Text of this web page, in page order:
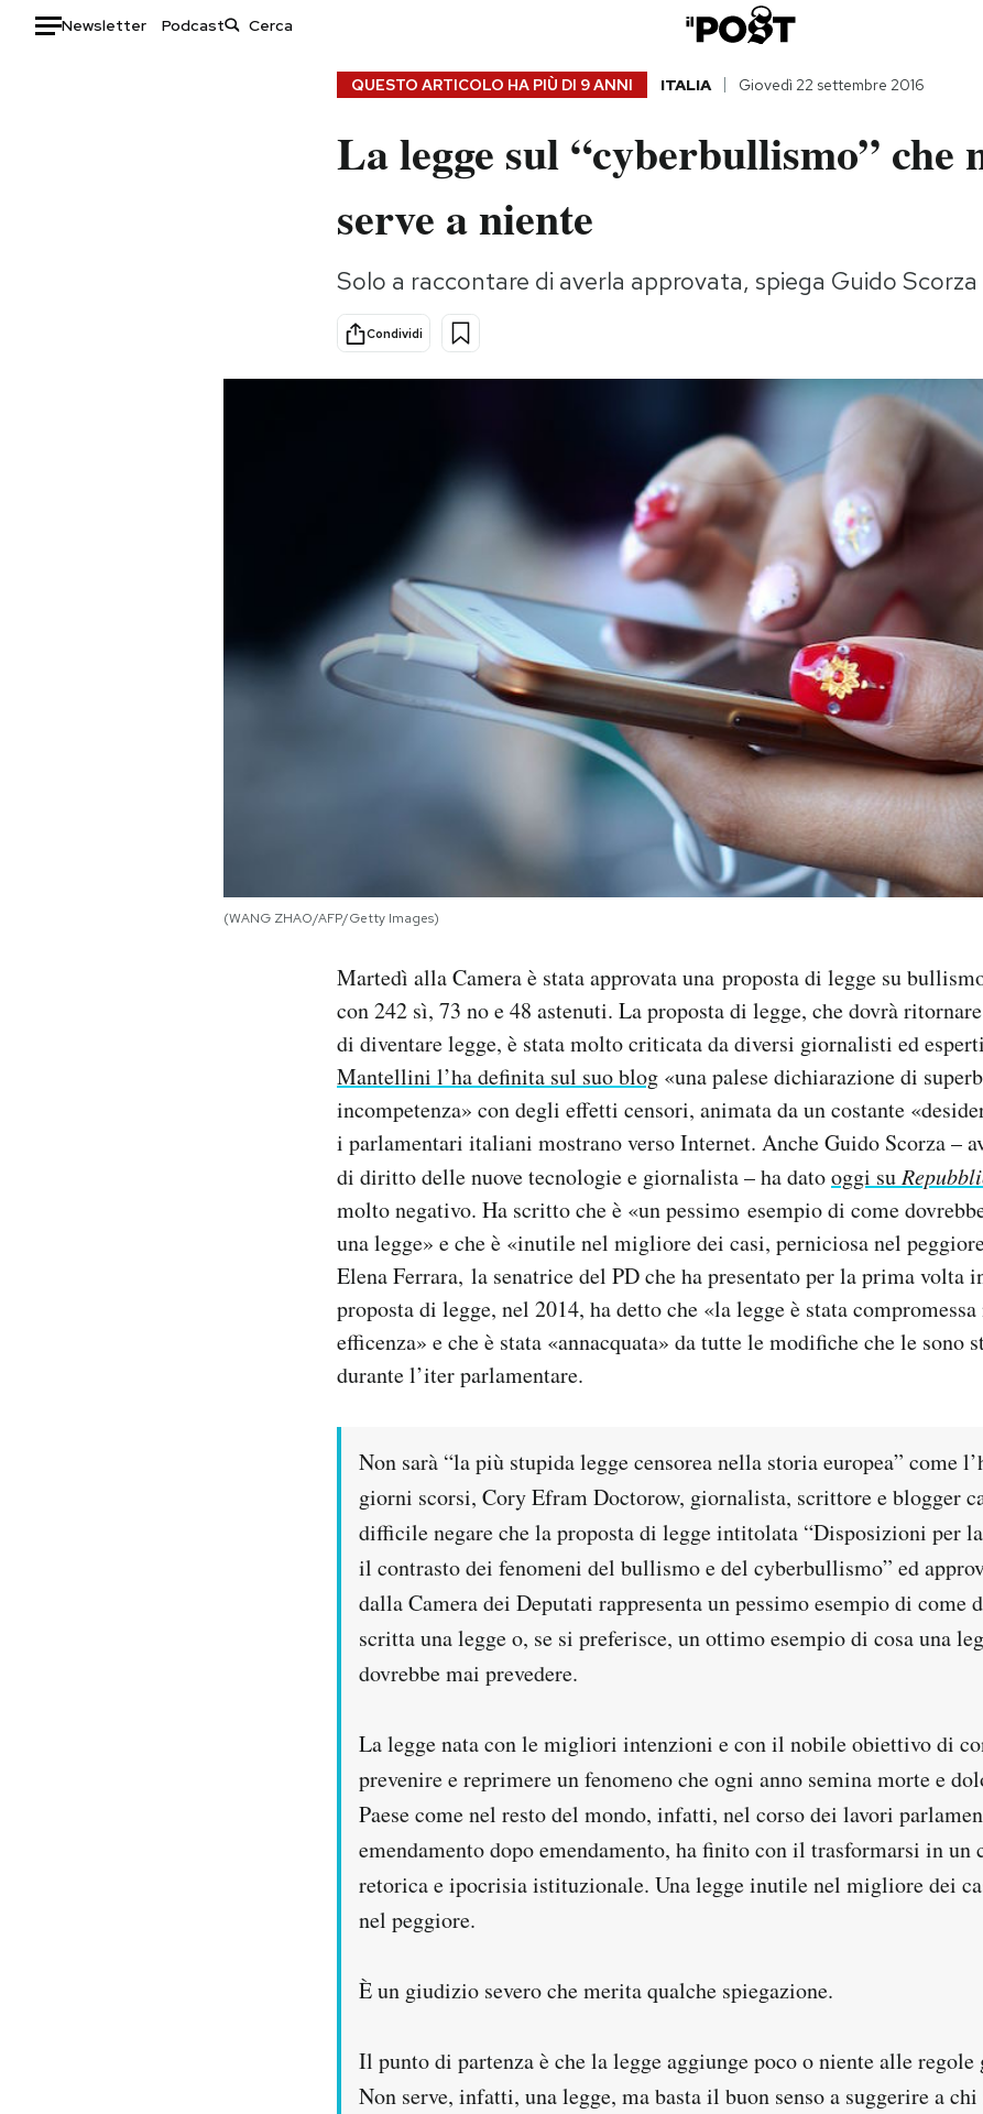
Newsletter Podcast
Storie/Idee
Ok Boomer!
Europa
AREA PERSONALE
QUESTO ARTICOLO HA PIÙ DI 9 ANNI ITALIA Giovedì 22 settembre 2016
La legge sul “cyberbullismo” che
serve a niente
Solo a raccontare di averla approvata, spiega Guido Scorza
Condividi
(WANG ZHAO/AFP/Getty Images)
Martedì alla Camera è stata approvata una proposta di legge su
con 242 sì, 73 no e 48 astenuti. La proposta di legge, che dovrà
di diventare legge, è stata molto criticata da diversi giornalisti ed
Mantellini l’ha definita sul suo blog «una palese dichiarazione di
incompetenza» con degli effetti censori, animata da un costante
i parlamentari italiani mostrano verso Internet. Anche Guido Scorza –
di diritto delle nuove tecnologie e giornalista – ha datooggi su
molto negativo. Ha scritto che è «un pessimo esempio di come
una legge» e che è «inutile nel migliore dei casi, perniciosa nel
Elena Ferrara, la senatrice del PD che ha presentato per la prima volta
proposta di legge, nel 2014, ha detto che «la legge è stata
efficenza» e che è stata «annacquata» da tutte le modifiche che le sono
durante l’iter parlamentare.
Non sarà “la più stupida legge censorea nella storia europea” come
giorni scorsi, Cory Efram Doctorow, giornalista, scrittore e blogger
difficile negare che la proposta di legge intitolata “Disposizioni per
il contrasto dei fenomeni del bullismo e del cyberbullismo” ed
dalla Camera dei Deputati rappresenta un pessimo esempio di come
scritta una legge o, se si preferisce, un ottimo esempio di cosa una
dovrebbe mai prevedere.
La legge nata con le migliori intenzioni e con il nobile obiettivo di
prevenire e reprimere un fenomeno che ogni anno semina morte e
Paese come nel resto del mondo, infatti, nel corso dei lavori
emendamento dopo emendamento, ha finito con il trasformarsi in un
retorica e ipocrisia istituzionale. Una legge inutile nel migliore dei
nel peggiore.
È un giudizio severo che merita qualche spiegazione.
Il punto di partenza è che la legge aggiunge poco o niente alle
Non serve, infatti, una legge, ma basta il buon senso a suggerire a